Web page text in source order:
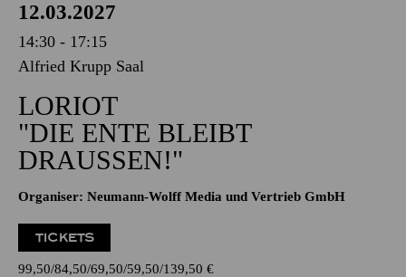
12.03.2027
14:30 - 17:15
Alfried Krupp Saal
LORIOT
"DIE ENTE BLEIBT
DRAUSSEN!"
Organiser: Neumann-Wolff Media und Vertrieb GmbH
TICKETS
99,50 84,50 69,50 59,50 139,50 €